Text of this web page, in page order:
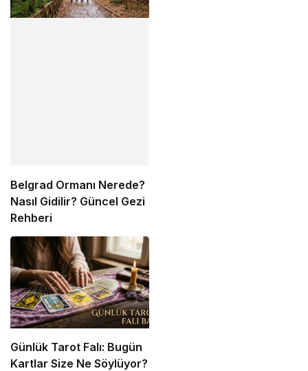
Belgrad Ormanı Nerede?
Nasıl Gidilir? Güncel Gezi
Rehberi
Günlük Tarot Falı: Bugün
Kartlar Size Ne Söylüyor?